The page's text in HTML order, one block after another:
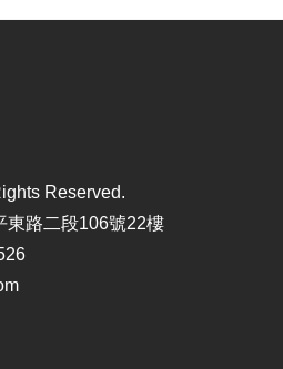
Reserved.
東路二段106號22樓